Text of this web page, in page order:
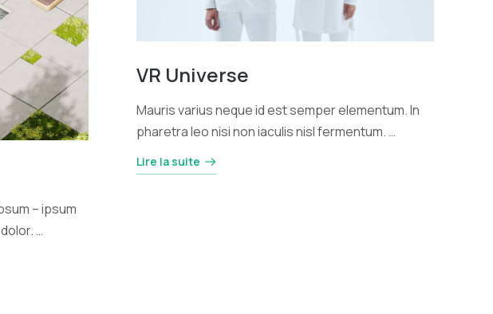
– ipsum
…
VR Universe
Mauris varius neque id est semper elementum. In
pharetra leo nisi non iaculis nisl fermentum. …
Lire la suite